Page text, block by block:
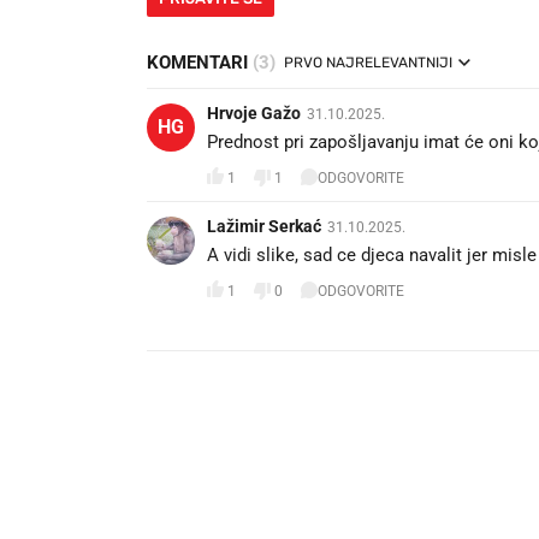
KOMENTARI (3) PRVO NAJRELEVANTNIJI
HG
Hrvoje Gažo 31.10.2025.
Prednost pri zapošljavanju imat će oni
1 1 ODGOVORITE
Lažimir Serkać 31.10.2025.
A vidi slike, sad ce djeca navalit jer
1 0 ODGOVORITE